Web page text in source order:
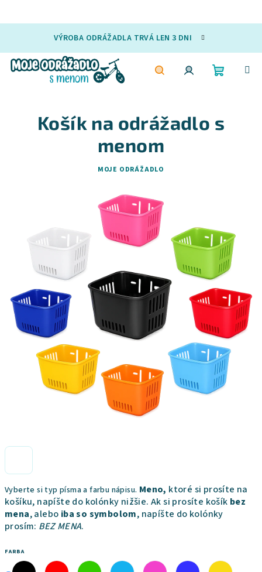
obsah
VÝROBA ODRÁŽADLA TRVÁ LEN 3 DNI
košík
Vyberte si typ písma a farbu nápisu. Meno, ktoré si prosíte na
košíku, napíšte do kolónky nižšie. Ak si prosíte košík bez
mena, alebo iba so symbolom, napíšte do kolónky
prosím: BEZ MENA.
FARBA
Košík na odrážadlo s
menom
MOJE ODRÁŽADLO